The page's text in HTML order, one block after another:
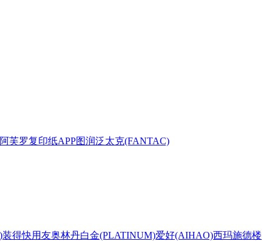
阿芙罗复印纸APP图润泛太克(FANTAC)
装得快用友奥林丹白金(PLATINUM)爱好(AIHAO)西玛施德楼